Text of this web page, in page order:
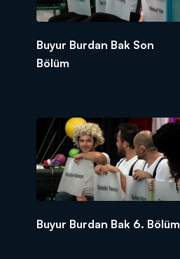
Buyur Burdan Bak Son
Bölüm
Buyur Burdan Bak 6. Bölüm